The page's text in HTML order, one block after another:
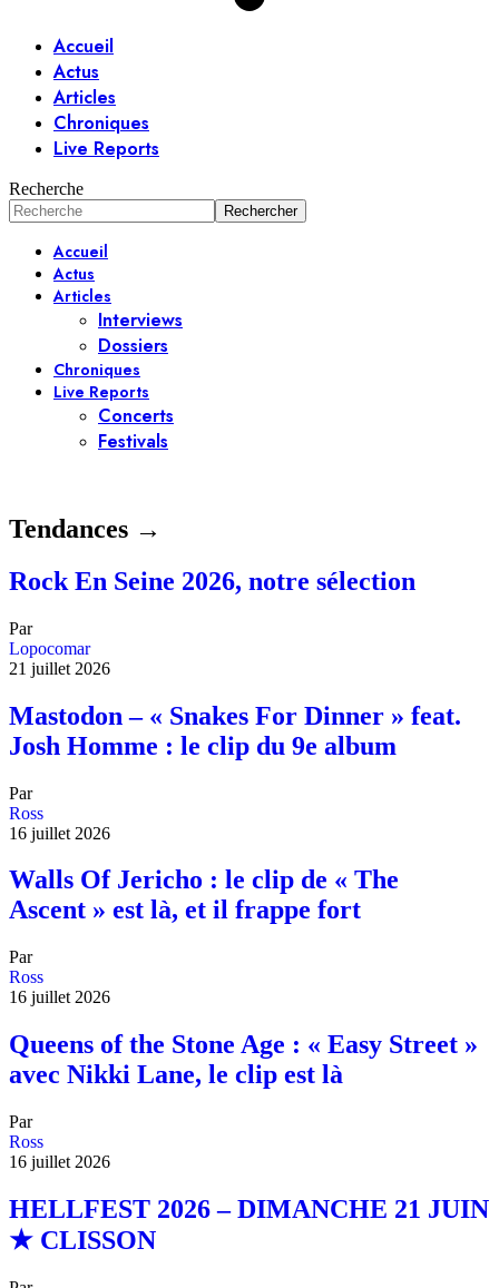
Accueil
Actus
Articles
Chroniques
Live Reports
Recherche
Accueil
Actus
Articles
Interviews
Dossiers
Chroniques
Live Reports
Concerts
Festivals
Tendances →
Rock En Seine 2026, notre sélection
Par
Lopocomar
21 juillet 2026
Mastodon – « Snakes For Dinner » feat.
Josh Homme : le clip du 9e album
Par
Ross
16 juillet 2026
Walls Of Jericho : le clip de « The
Ascent » est là, et il frappe fort
Par
Ross
16 juillet 2026
Queens of the Stone Age : « Easy Street »
avec Nikki Lane, le clip est là
Par
Ross
16 juillet 2026
HELLFEST 2026 – DIMANCHE 21 JUIN
★ CLISSON